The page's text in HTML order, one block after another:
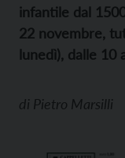
infantile dal
22 novembre,
lunedì), dalle 10
di Pietro Marsilli